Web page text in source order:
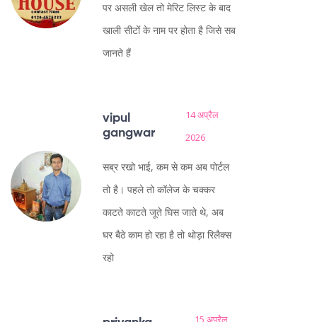
पर असली खेल तो मेरिट लिस्ट के बाद
खाली सीटों के नाम पर होता है जिसे सब
जानते हैं
vipul
gangwar
14 अप्रैल
2026
सब्र रखो भाई, कम से कम अब पोर्टल
तो है। पहले तो कॉलेज के चक्कर
काटते काटते जूते घिस जाते थे, अब
घर बैठे काम हो रहा है तो थोड़ा रिलैक्स
रहो
15 अप्रैल